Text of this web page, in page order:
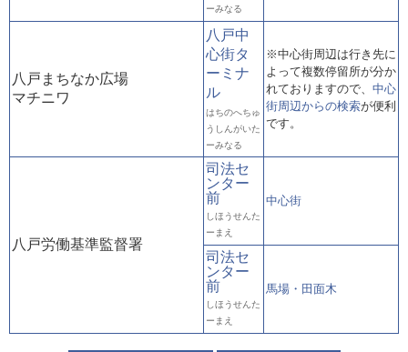
ーみなる
八戸まちなか広場
マチニワ
八戸中
心街タ
ーミナ
ル
はちのへちゅ
うしんがいた
ーみなる
※中心街周辺は行き先に
よって複数停留所が分か
れておりますので、 中心
街周辺からの検索が便利
です。
八戸労働基準監督署
司法セ
ンター
前
しほうせんた
ーまえ
中心街
司法セ
ンター
前
しほうせんた
ーまえ
馬場・田面木